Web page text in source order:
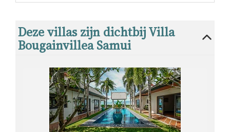
Deze villas zijn dichtbij Villa
Bougainvillea Samui